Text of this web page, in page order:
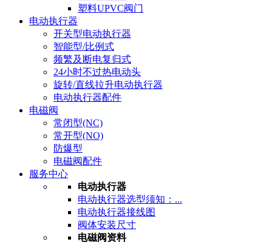
塑料UPVC阀门
电动执行器
开关型电动执行器
智能型/比例式
频繁及断电复归式
24小时不过热电动头
旋转/直线拉升电动执行器
电动执行器配件
电磁阀
常闭型(NC)
常开型(NO)
防爆型
电磁阀配件
服务中心
电动执行器
电动执行器选型须知：...
电动执行器接线图
阀体安装尺寸
电磁阀资料